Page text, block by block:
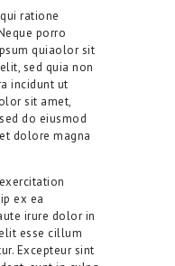
ratione
porro
quiaolor sit
sed quia non
incidunt ut
sit amet,
do eiusmod
dolore magna
ex ea
irure dolor in
esse cillum
Excepteur sint